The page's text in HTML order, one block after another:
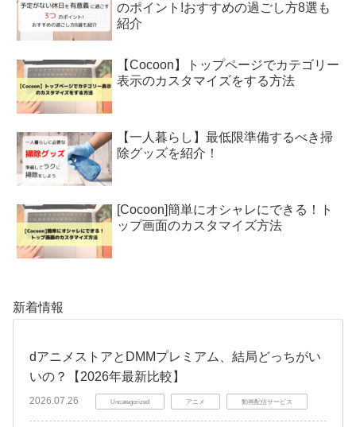
のポイント!おすすめの過ごし方8選も
紹介
【Cocoon】トップページでカテゴリー
表示のカスタマイズをする方法
【一人暮らし】最低限準備するべき掃
除グッズを紹介！
[Cocoon]簡単にオシャレにできる！ト
ップ画面のカスタマイズ方法
新着情報
dアニメストアとDMMプレミアム、結局どっちがい
いの？【2026年最新比較】
2026.07.26 Uncategorized アニメ 動画配信サービス